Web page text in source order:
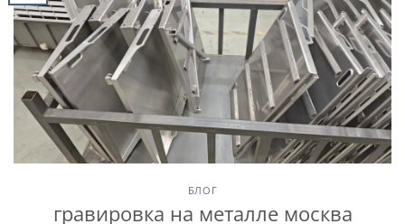
БЛОГ
гравировка на металле москва